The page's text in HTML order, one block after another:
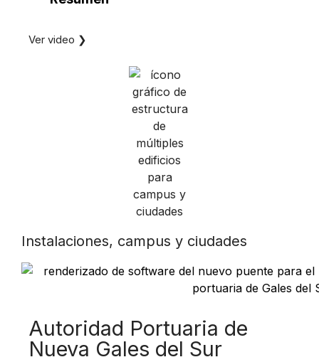
Ver video ❯
Instalaciones, campus y ciudades
Autoridad Portuaria de
Nueva Gales del Sur